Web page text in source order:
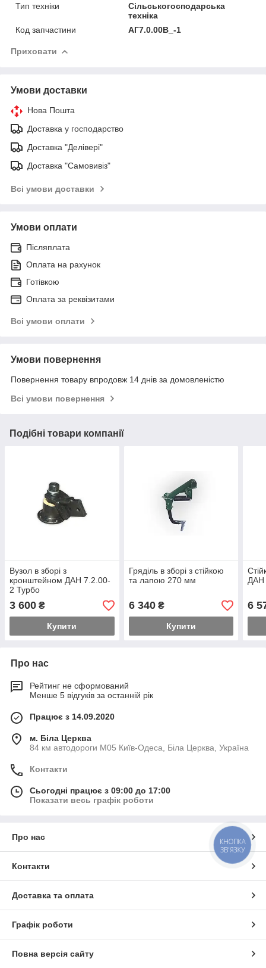
Тип техніки
Сільськогосподарська
техніка
Код запчастини
АГ7.0.00В_-1
Приховати
Умови доставки
Нова Пошта
Доставка у господарство
Доставка "Делівері"
Доставка "Самовивіз"
Всі умови доставки
Умови оплати
Післяплата
Оплата на рахунок
Готівкою
Оплата за реквізитами
Всі умови оплати
Умови повернення
Повернення товару впродовж 14 днів за домовленістю
Всі умови повернення
Подібні товари компанії
Вузол в зборі з
кронштейном ДАН 7.2.00-
2 Турбо
3 600 ₴
Купити
Гряділь в зборі з стійкою
та лапою 270 мм
6 340₴
Купити
ДАН
6
Про нас
Рейтинг не сформований
Менше 5 відгуків за останній рік
Працює з 14.09.2020
м. Біла Церква
84 км автодороги М05 Київ-Одеса, Біла Церква, Україна
Контакти
Сьогодні працює з 09:00 до 17:00
Показати весь графік роботи
Про нас
Контакти
Доставка та оплата
Графік роботи
Повна версія сайту
КНОПКА
ЗВ'ЯЗКУ